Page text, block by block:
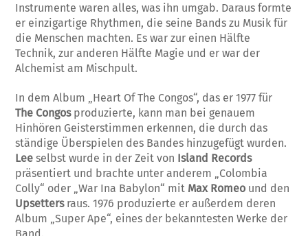
Instrumente waren alles, was ihn umgab. Daraus formte
er einzigartige Rhythmen, die seine Bands zu Musik für
die Menschen machten. Es war zur einen Hälfte
Technik, zur anderen Hälfte Magie und er war der
Alchemist am Mischpult.
In dem Album „Heart Of The Congos“, das er 1977 für
The Congosproduzierte, kann man bei genauem
Hinhören Geisterstimmen erkennen, die durch das
ständige Überspielen des Bandes hinzugefügt wurden.
Lee selbst wurde in der Zeit von Island Records
präsentiert und brachte unter anderem „Colombia
Colly“ oder „War Ina Babylon“ mit Max Romeo und den
Upsettersraus. 1976 produzierte er außerdem deren
Album „Super Ape“, eines der bekanntesten Werke der
Band.